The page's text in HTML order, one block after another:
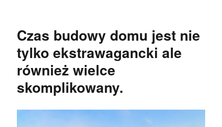
Czas budowy domu jest nie
tylko ekstrawagancki ale
również wielce
skomplikowany.